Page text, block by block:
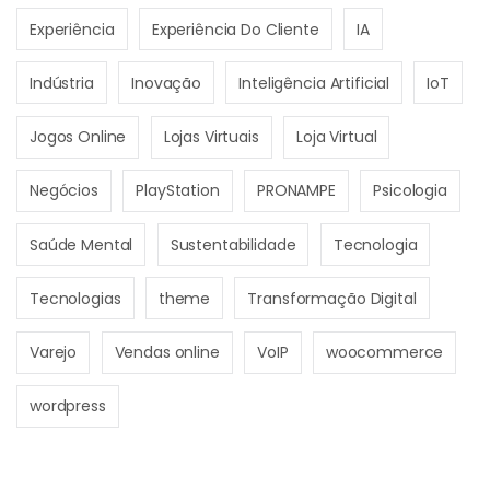
Experiência Experiência Do Cliente IA
Indústria Inovação Inteligência Artificial IoT
Jogos Online Lojas Virtuais Loja Virtual
Negócios PlayStation PRONAMPE Psicologia
Saúde Mental Sustentabilidade Tecnologia
Tecnologias theme Transformação Digital
Varejo Vendas online VoIP woocommerce
wordpress